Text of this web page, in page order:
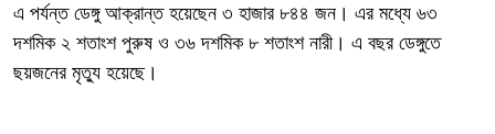
এ পর্যন্ত ডেঙ্গু আক্রান্ত হয়েছেন ৩ হাজার ৮৪৪ জন। এর মধ্যে ৬৩
দশমিক ২ শতাংশ পুরুষ ও ৩৬ দশমিক ৮ শতাংশ নারী। এ বছর ডেঙ্গুতে
ছয়জনের মৃত্যু হয়েছে।